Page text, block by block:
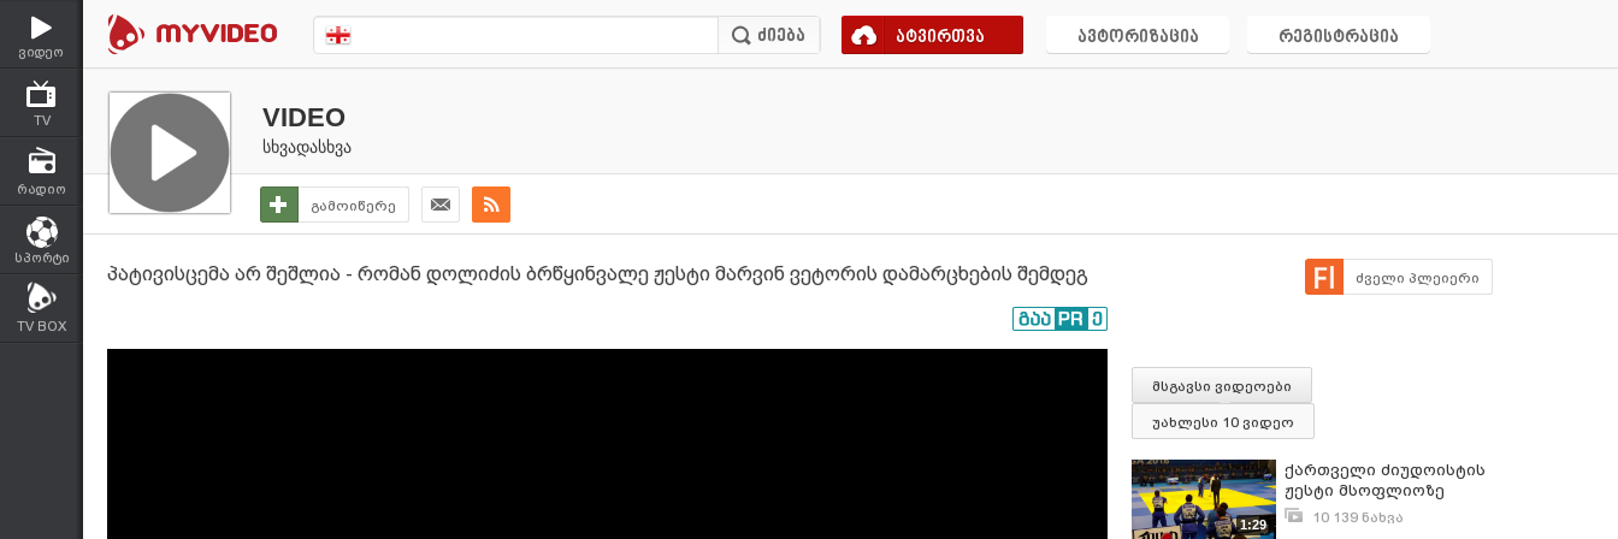
ვიდეო
TV
რადიო
სპორტი
TV BOX
ატვირთვა ავტორიზაცია რეგისტრაცია
VIDEO
სხვადასხვა
გამოიწერე
პატივისცემა არ შეშლია - რომან დოლიძის ბრწყინვალე ჟესტი მარვინ ვეტორის დამარცხების შემდეგ ძველი პლეიერი
მსგავსი ვიდეოები
უახლესი 10 ვიდეო
1:29
ქართველი ძიუდოისტის
ჟესტი მსოფლიოზე
რუსის დამარცხების
10 139 ნახვა